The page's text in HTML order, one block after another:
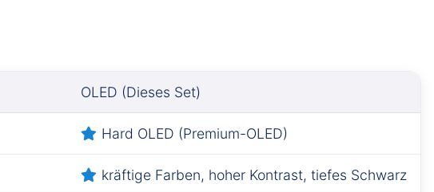
OLED (Dieses Set)
Hard OLED (Premium-OLED)
kräftige Farben, hoher Kontrast, tiefes Schwarz